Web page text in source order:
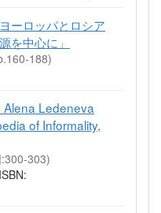
ーロッパとロシア
を中心に」
188)
Alena Ledeneva
of Informality,
303)